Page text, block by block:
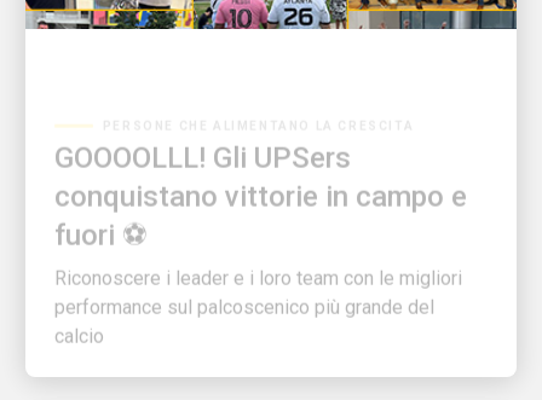
GOOOOLLL! Gli UPSers
conquistano vittorie in campo e
fuori ⚽
Riconoscere i leader e i loro team con le migliori
performance sul palcoscenico più grande del
calcio